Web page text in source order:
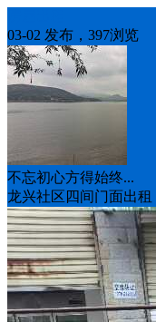
03-02 发布，397浏览
不忘初心方得始终...
龙兴社区四间门面出